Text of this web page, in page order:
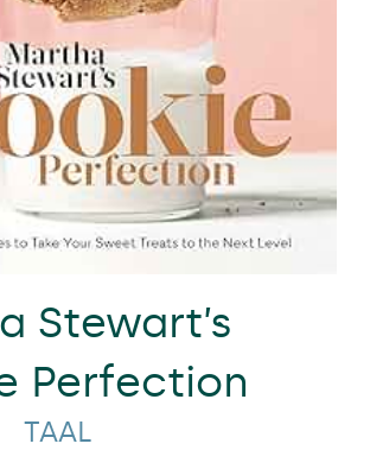
Stewart’s
Perfection
TAAL